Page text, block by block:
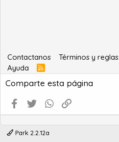
Contactanos Términos y reglas
Ayuda
R
S
S
Comparte esta página
Facebook
Twitter WhatsApp
Park 2.2.12a